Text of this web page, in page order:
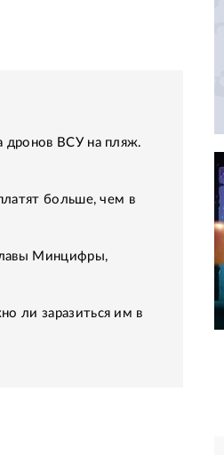
дронов ВСУ на пляж.
больше, чем в
Минцифры,
ли заразиться им в